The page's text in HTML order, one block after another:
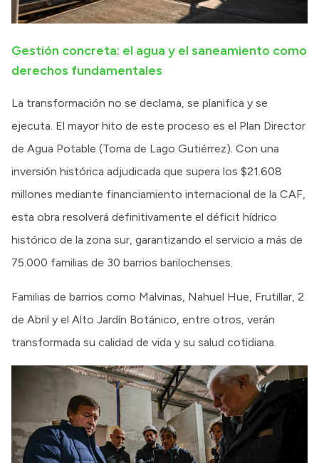
Gestión concreta: el agua y el saneamiento como
derechos fundamentales
La transformación no se declama, se planifica y se
ejecuta. El mayor hito de este proceso es el Plan Director
de Agua Potable (Toma de Lago Gutiérrez). Con una
inversión histórica adjudicada que supera los $21.608
millones mediante financiamiento internacional de la CAF,
esta obra resolverá definitivamente el déficit hídrico
histórico de la zona sur, garantizando el servicio a más de
75.000 familias de 30 barrios barilochenses.
Familias de barrios como Malvinas, Nahuel Hue, Frutillar, 2
de Abril y el Alto Jardín Botánico, entre otros, verán
transformada su calidad de vida y su salud cotidiana.